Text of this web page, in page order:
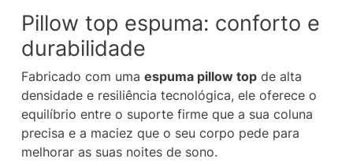
Pillow top espuma: conforto e
durabilidade
Fabricado com uma espuma pillow topde alta
densidade e resiliência tecnológica, ele oferece o
equilíbrio entre o suporte firme que a sua coluna
precisa e a maciez que o seu corpo pede para
melhorar as suas noites de sono.